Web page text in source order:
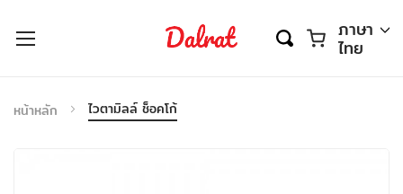
ตะกร้าภาษา
ไทย
หน้าหลัก ไวตามิลล์ ช็อคโก้